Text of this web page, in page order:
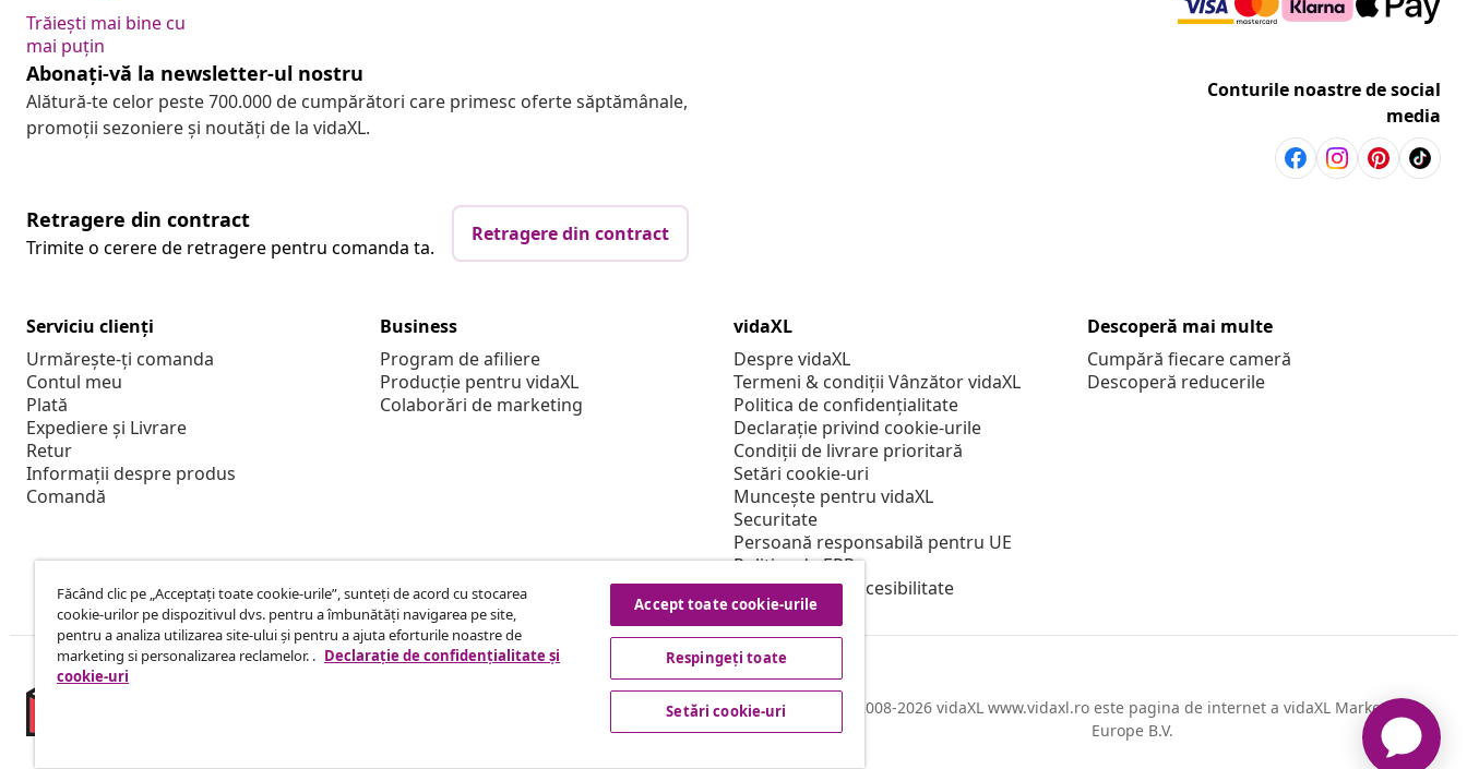
Trăiești mai bine cu
mai puțin
Abonați-vă la newsletter-ul nostru
Alătură-te celor peste 700.000 de cumpărători care primesc oferte săptămânale,
promoții sezoniere și noutăți de la vidaXL.
Conturile noastre de social
media
Retragere din contract
Trimite o cerere de retragere pentru comanda ta.
Retragere din contract
Serviciu clienți
Urmărește-ți comanda
Contul meu
Plată
Expediere și Livrare
Retur
Informații despre produs
Comandă
Business
Program de afiliere
Producție pentru vidaXL
Colaborări de marketing
vidaXL
Despre vidaXL
Termeni & condiții Vânzător vidaXL
Politica de confidențialitate
Declarație privind cookie-urile
Condiții de livrare prioritară
Setări cookie-uri
Muncește pentru vidaXL
Securitate
Persoană responsabilă pentru UE
Politica de EPR
Declarație de accesibilitate
Descoperă mai multe
Cumpără fiecare cameră
Descoperă reducerile
© 2008-2026 vidaXL www.vidaxl.ro este pagina de internet a vidaXL Marketplace
Europe B.V.
Făcând clic pe „Acceptați toate cookie-urile”, sunteți de acord cu stocarea
cookie-urilor pe dispozitivul dvs. pentru a îmbunătăți navigarea pe site,
pentru a analiza utilizarea site-ului și pentru a ajuta eforturile noastre de
marketing si personalizarea reclamelor. . Declarație de confidențialitate și
cookie-uri
Accept toate cookie-urile
Respingeți toate
Setări cookie-uri